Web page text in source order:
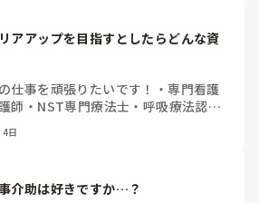
アアップを目指すとしたらどんな資
仕事を頑張りたいです！ ・専門看護
師 ・ NST専門療法士 ・ 呼吸療法認定
その他(コメントで教えて下さい)
日
介助は好きですか…？